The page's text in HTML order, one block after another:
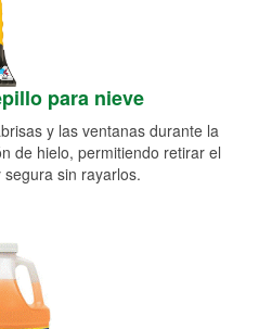
para nieve
y las ventanas durante la
de hielo, permitiendo retirar el
sin rayarlos.